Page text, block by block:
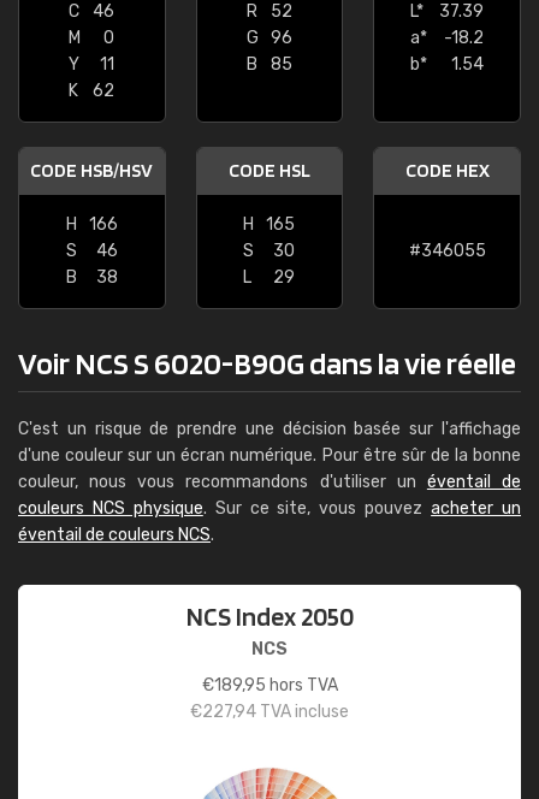
C
46
M
0
Y
11
K
62
R
52
G
96
B
85
L*
37.39
a*
-18.2
b*
1.54
CODE HSB/HSV
H
166
S
46
B
38
CODE HSL
H
165
S
30
L
29
CODE HEX
#346055
Voir NCS S 6020-B90G dans la vie réelle
C'est un risque de prendre une décision basée sur l'affichage
d'une couleur sur un écran numérique. Pour être sûr de la bonne
couleur, nous vous recommandons d'utiliser un éventail de
couleurs NCS physique. Sur ce site, vous pouvezacheter un
éventail de couleurs NCS.
NCS Index 2050
NCS
€189,95 hors TVA
€227,94 TVA incluse